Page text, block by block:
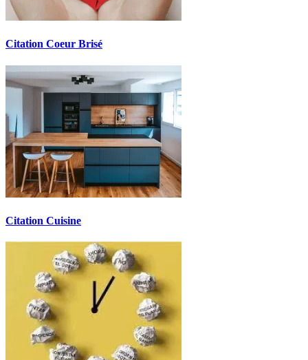
Citation Coeur Brisé
Citation Cuisine